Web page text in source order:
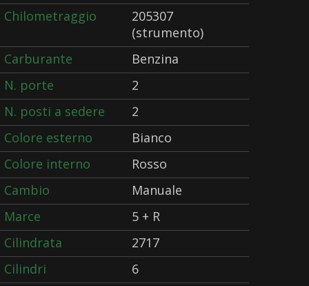
Chilometraggio
205307
(strumento)
Carburante
Benzina
N. porte
2
N. posti a sedere
2
Colore esterno
Bianco
Colore interno
Rosso
Cambio
Manuale
Marce
5 + R
Cilindrata
2717
Cilindri
6